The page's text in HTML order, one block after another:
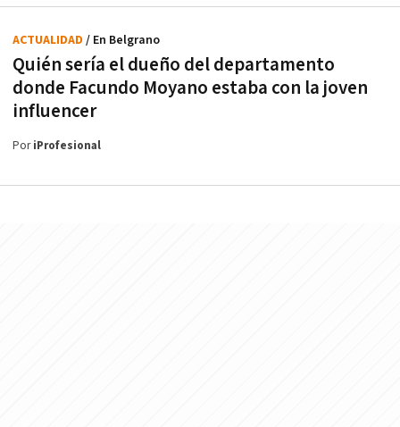
Quién sería el dueño del departamento
donde Facundo Moyano estaba con la joven
influencer
ACTUALIDAD / En Belgrano
PoriProfesional